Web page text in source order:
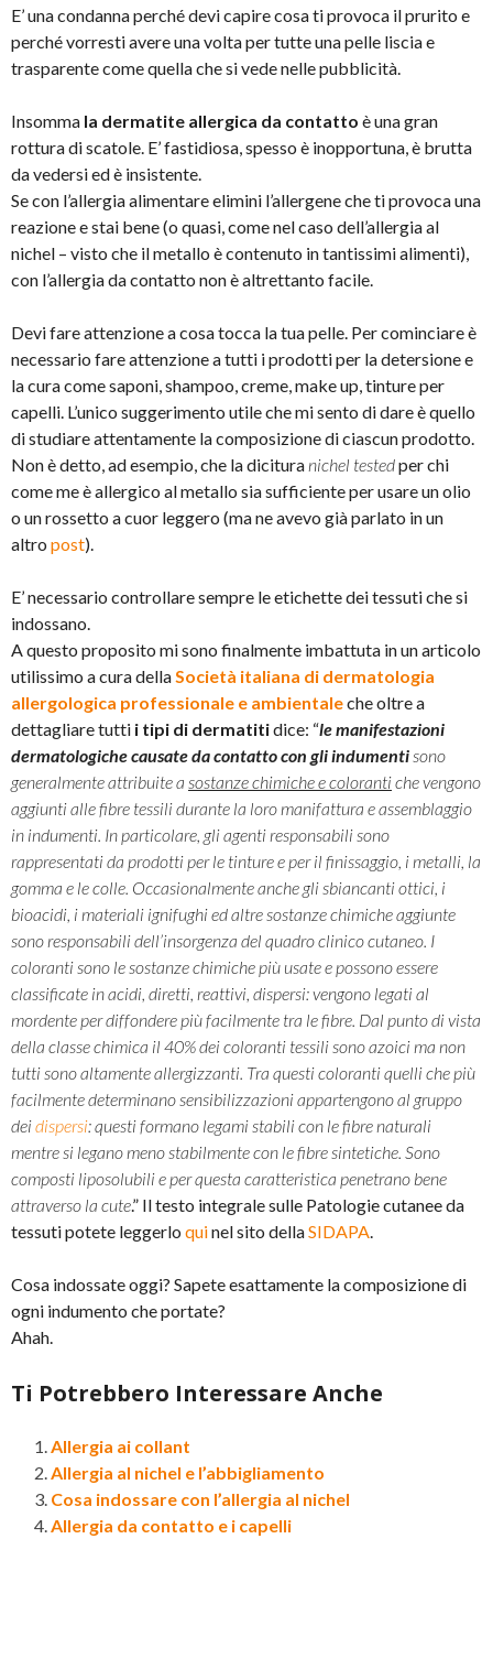
E’ una condanna perché devi capire cosa ti provoca il prurito e
perché vorresti avere una volta per tutte una pelle liscia e
trasparente come quella che si vede nelle pubblicità.
Insomma la dermatite allergica da contatto è una gran
rottura di scatole. E’ fastidiosa, spesso è inopportuna, è brutta
da vedersi ed è insistente.
Se con l’allergia alimentare elimini l’allergene che ti provoca una
reazione e stai bene (o quasi, come nel caso dell’allergia al
nichel – visto che il metallo è contenuto in tantissimi alimenti),
con l’allergia da contatto non è altrettanto facile.
Devi fare attenzione a cosa tocca la tua pelle. Per cominciare è
necessario fare attenzione a tutti i prodotti per la detersione e
la cura come saponi, shampoo, creme, make up, tinture per
capelli. L’unico suggerimento utile che mi sento di dare è quello
di studiare attentamente la composizione di ciascun prodotto.
Non è detto, ad esempio, che la dicitura nichel testedper chi
come me è allergico al metallo sia sufficiente per usare un olio
o un rossetto a cuor leggero (ma ne avevo già parlato in un
altro post).
E’ necessario controllare sempre le etichette dei tessuti che si
indossano.
A questo proposito mi sono finalmente imbattuta in un articolo
utilissimo a cura dellaSocietà italiana di dermatologia
allergologica professionale e ambientaleche oltre a
dettagliare tutti i tipi di dermatitidice: “le manifestazioni
dermatologiche causate da contatto con gli indumentisono
generalmente attribuite a sostanze chimiche e colorantiche vengono
aggiunti alle fibre tessili durante la loro manifattura e assemblaggio
in indumenti. In particolare, gli agenti responsabili sono
rappresentati da prodotti per le tinture e per il finissaggio, i metalli, la
gomma e le colle. Occasionalmente anche gli sbiancanti ottici, i
bioacidi, i materiali ignifughi ed altre sostanze chimiche aggiunte
sono responsabili dell’insorgenza del quadro clinico cutaneo. I
coloranti sono le sostanze chimiche più usate e possono essere
classificate in acidi, diretti, reattivi, dispersi: vengono legati al
mordente per diffondere più facilmente tra le fibre. Dal punto di vista
della classe chimica il 40% dei coloranti tessili sono azoici ma non
tutti sono altamente allergizzanti. Tra questi coloranti quelli che più
facilmente determinano sensibilizzazioni appartengono al gruppo
deidispersi: questi formano legami stabili con le fibre naturali
mentre si legano meno stabilmente con le fibre sintetiche. Sono
composti liposolubili e per questa caratteristica penetrano bene
attraverso la cute.” Il testo integrale sulle Patologie cutanee da
tessuti potete leggerlo quinel sito dellaSIDAPA.
Cosa indossate oggi? Sapete esattamente la composizione di
ogni indumento che portate?
Ahah.
Ti Potrebbero Interessare Anche
Allergia ai collant
Allergia al nichel e l’abbigliamento
Cosa indossare con l’allergia al nichel
Allergia da contatto e i capelli